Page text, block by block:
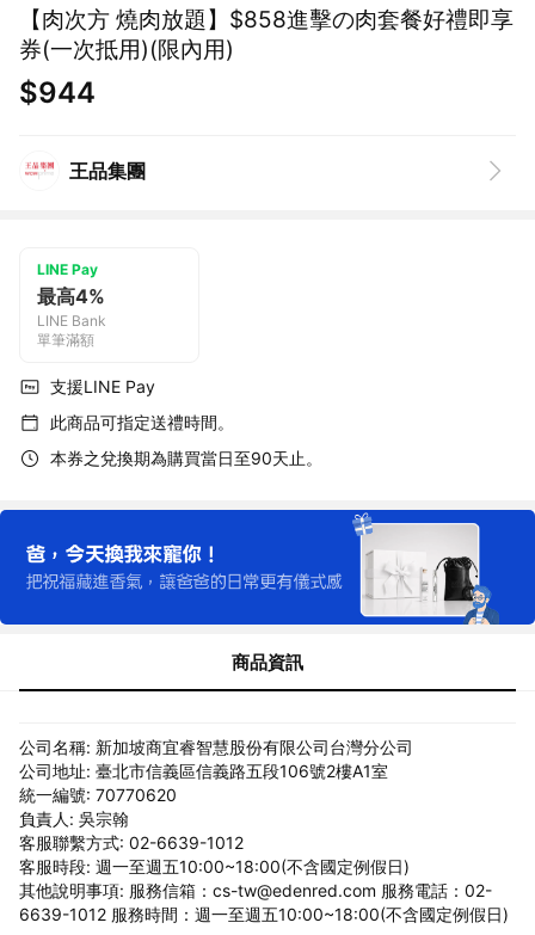
【肉次方 燒肉放題】$858進擊の肉套餐好禮即享
券(一次抵用)(限內用)
$944
王品集團
LINE Pay
最高4%
LINE Bank
單筆滿額
支援LINE Pay
此商品可指定送禮時間。
本券之兌換期為購買當日至90天止。
商品資訊
公司名稱: 新加坡商宜睿智慧股份有限公司台灣分公司
公司地址: 臺北市信義區信義路五段106號2樓A1室
統一編號: 70770620
負責人: 吳宗翰
客服聯繫方式: 02-6639-1012
客服時段: 週一至週五10:00~18:00(不含國定例假日)
其他說明事項: 服務信箱：cs-tw@edenred.com 服務電話：02-
6639-1012 服務時間：週一至週五10:00~18:00(不含國定例假日)